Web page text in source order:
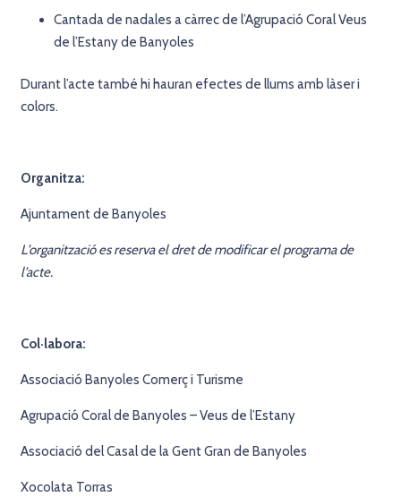
Cantada de nadales a càrrec de l’Agrupació Coral Veus
de l’Estany de Banyoles
Durant l’acte també hi hauran efectes de llums amb làser i
colors.
Organitza:
Ajuntament de Banyoles
L’organització es reserva el dret de modificar el programa de
l’acte.
Col·labora:
Associació Banyoles Comerç i Turisme
Agrupació Coral de Banyoles – Veus de l’Estany
Associació del Casal de la Gent Gran de Banyoles
Xocolata Torras